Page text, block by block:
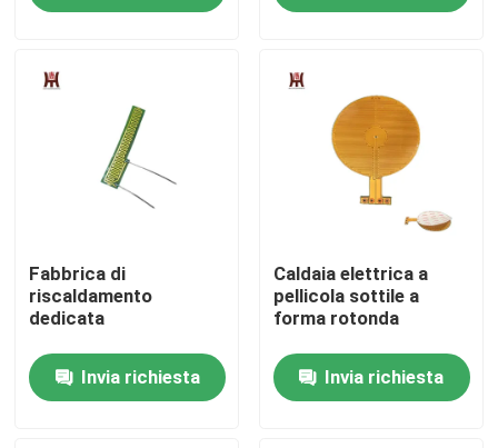
Giro della fabbrica
Controllo di qualità
Richieda una citazione
Fabbrica di
riscaldamento
dedicata
Invia richiesta
Caldaia elettrica a
pellicola sottile a
forma rotonda
Invia richiesta